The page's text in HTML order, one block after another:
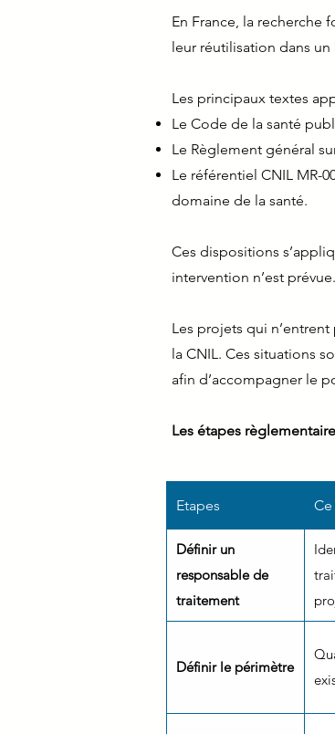
En France, la recherche
leur réutilisation dans
Les principaux textes
Le Code de la santé
Le Règlement général
Le référentiel CNIL MR-
domaine de la santé.
Ces dispositions
intervention n’est
Les projets qui n’entrent
la CNIL. Ces situations
afin d’accompagner le
Les étapes
Etapes
Définir un
responsable de
traitement
Définir le périmètre